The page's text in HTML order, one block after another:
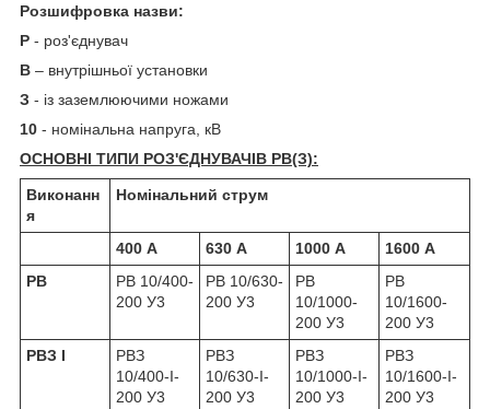
Розшифровка назви:
Р - роз'єднувач
В – внутрішньої установки
З - із заземлюючими ножами
10 - номінальна напруга, кВ
ОСНОВНІ ТИПИ РОЗ'ЄДНУВАЧІВ РВ(З):
Виконанн
я
Номінальний струм
400 А 630 А 1000 А
1600 А
РВ
РВ 10/400-
200 У3
РВ 10/630-
200 У3
РВ
10/1000-
200 У3
РВ
10/1600-
200 У3
РВЗ I
РВЗ
10/400-I-
200 У3
РВЗ
10/630-I-
200 У3
РВЗ
10/1000-I-
200 У3
РВЗ
10/1600-I-
200 У3